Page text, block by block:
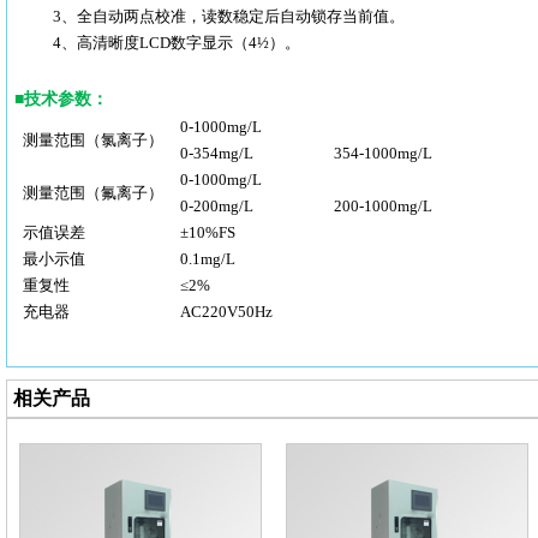
3、全自动两点校准，读数稳定后自动锁存当前值。
4、高清晰度LCD数字显示（4½）。
■技术参数：
测量范围（氯离子）
0-1000mg/L
0-354mg/L
354-1000mg/L
测量范围（氟离子）
0-1000mg/L
0-200mg/L
200-1000mg/L
示值误差
±10%FS
最小示值
0.1mg/L
重复性
≤2%
充电器
AC220V50Hz
相关产品